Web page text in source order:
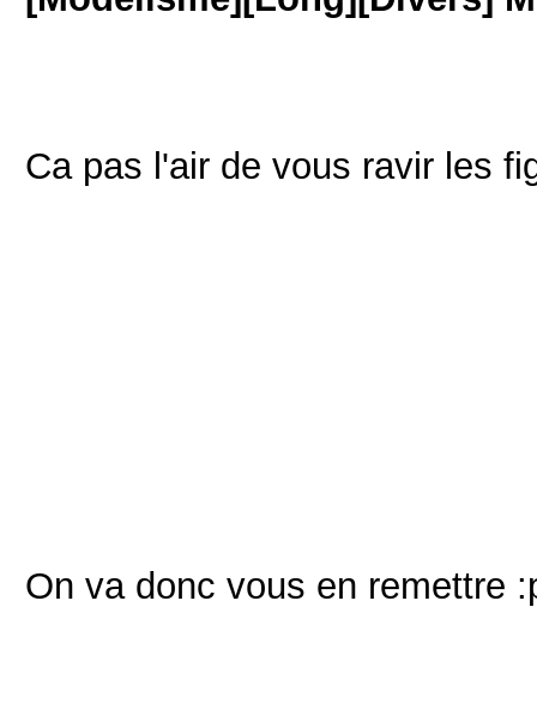
Ca pas l'air de vous ravir les
On va donc vous en remettre